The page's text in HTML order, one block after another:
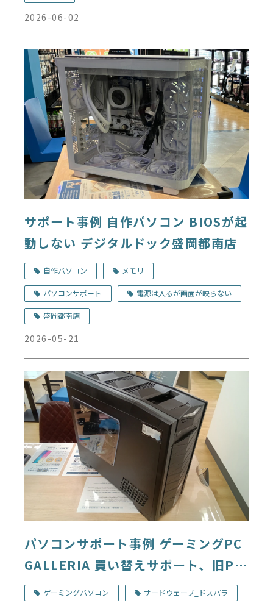
2026-06-02
サポート事例 自作パソコン BIOSが起
動しない デジタルドック盛岡都南店
自作パソコン メモリ
パソコンサポート 電源は入るが画面が映らない
盛岡都南店
2026-05-21
パソコンサポート事例 ゲーミングPC
GALLERIA 買い替えサポート、旧PC
のストレージ取り外し デジタルドッ
ゲーミングパソコン サードウェーブ_ドスパラ